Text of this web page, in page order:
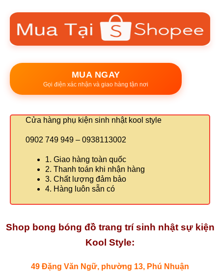
MUA NGAY
Gọi điện xác nhận và giao hàng tận nơi
Cửa hàng phụ kiện sinh nhật kool style
0902 749 949 – 0938113002
1. Giao hàng toàn quốc
2. Thanh toán khi nhận hàng
3. Chất lượng đảm bảo
4. Hàng luôn sẵn có
Shop bong bóng đồ trang trí sinh nhật sự kiện
Kool Style:
49 Đặng Văn Ngữ, phường 13, Phú Nhuận